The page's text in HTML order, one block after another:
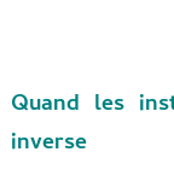
Quand les
inverse